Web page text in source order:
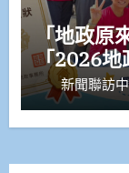
「地政原
「2026地
新聞聯訪